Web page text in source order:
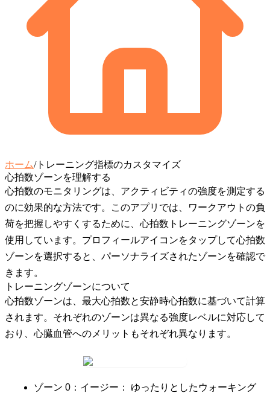
ホーム/トレーニング指標のカスタマイズ
心拍数ゾーンを理解する
心拍数のモニタリングは、アクティビティの強度を測定する
のに効果的な方法です。このアプリでは、ワークアウトの負
荷を把握しやすくするために、心拍数トレーニングゾーンを
使用しています。プロフィールアイコンをタップして心拍数
ゾーンを選択すると、パーソナライズされたゾーンを確認で
きます。
トレーニングゾーンについて
心拍数ゾーンは、最大心拍数と安静時心拍数に基づいて計算
されます。それぞれのゾーンは異なる強度レベルに対応して
おり、心臓血管へのメリットもそれぞれ異なります。
ゾーン 0：イージー：
ゆったりとしたウォーキング